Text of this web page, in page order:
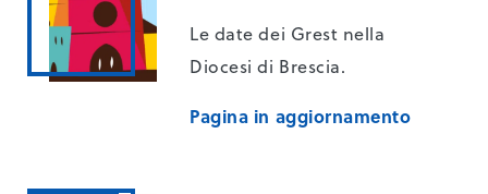
Le date dei Grest nella
Diocesi di Brescia.
Pagina in aggiornamento